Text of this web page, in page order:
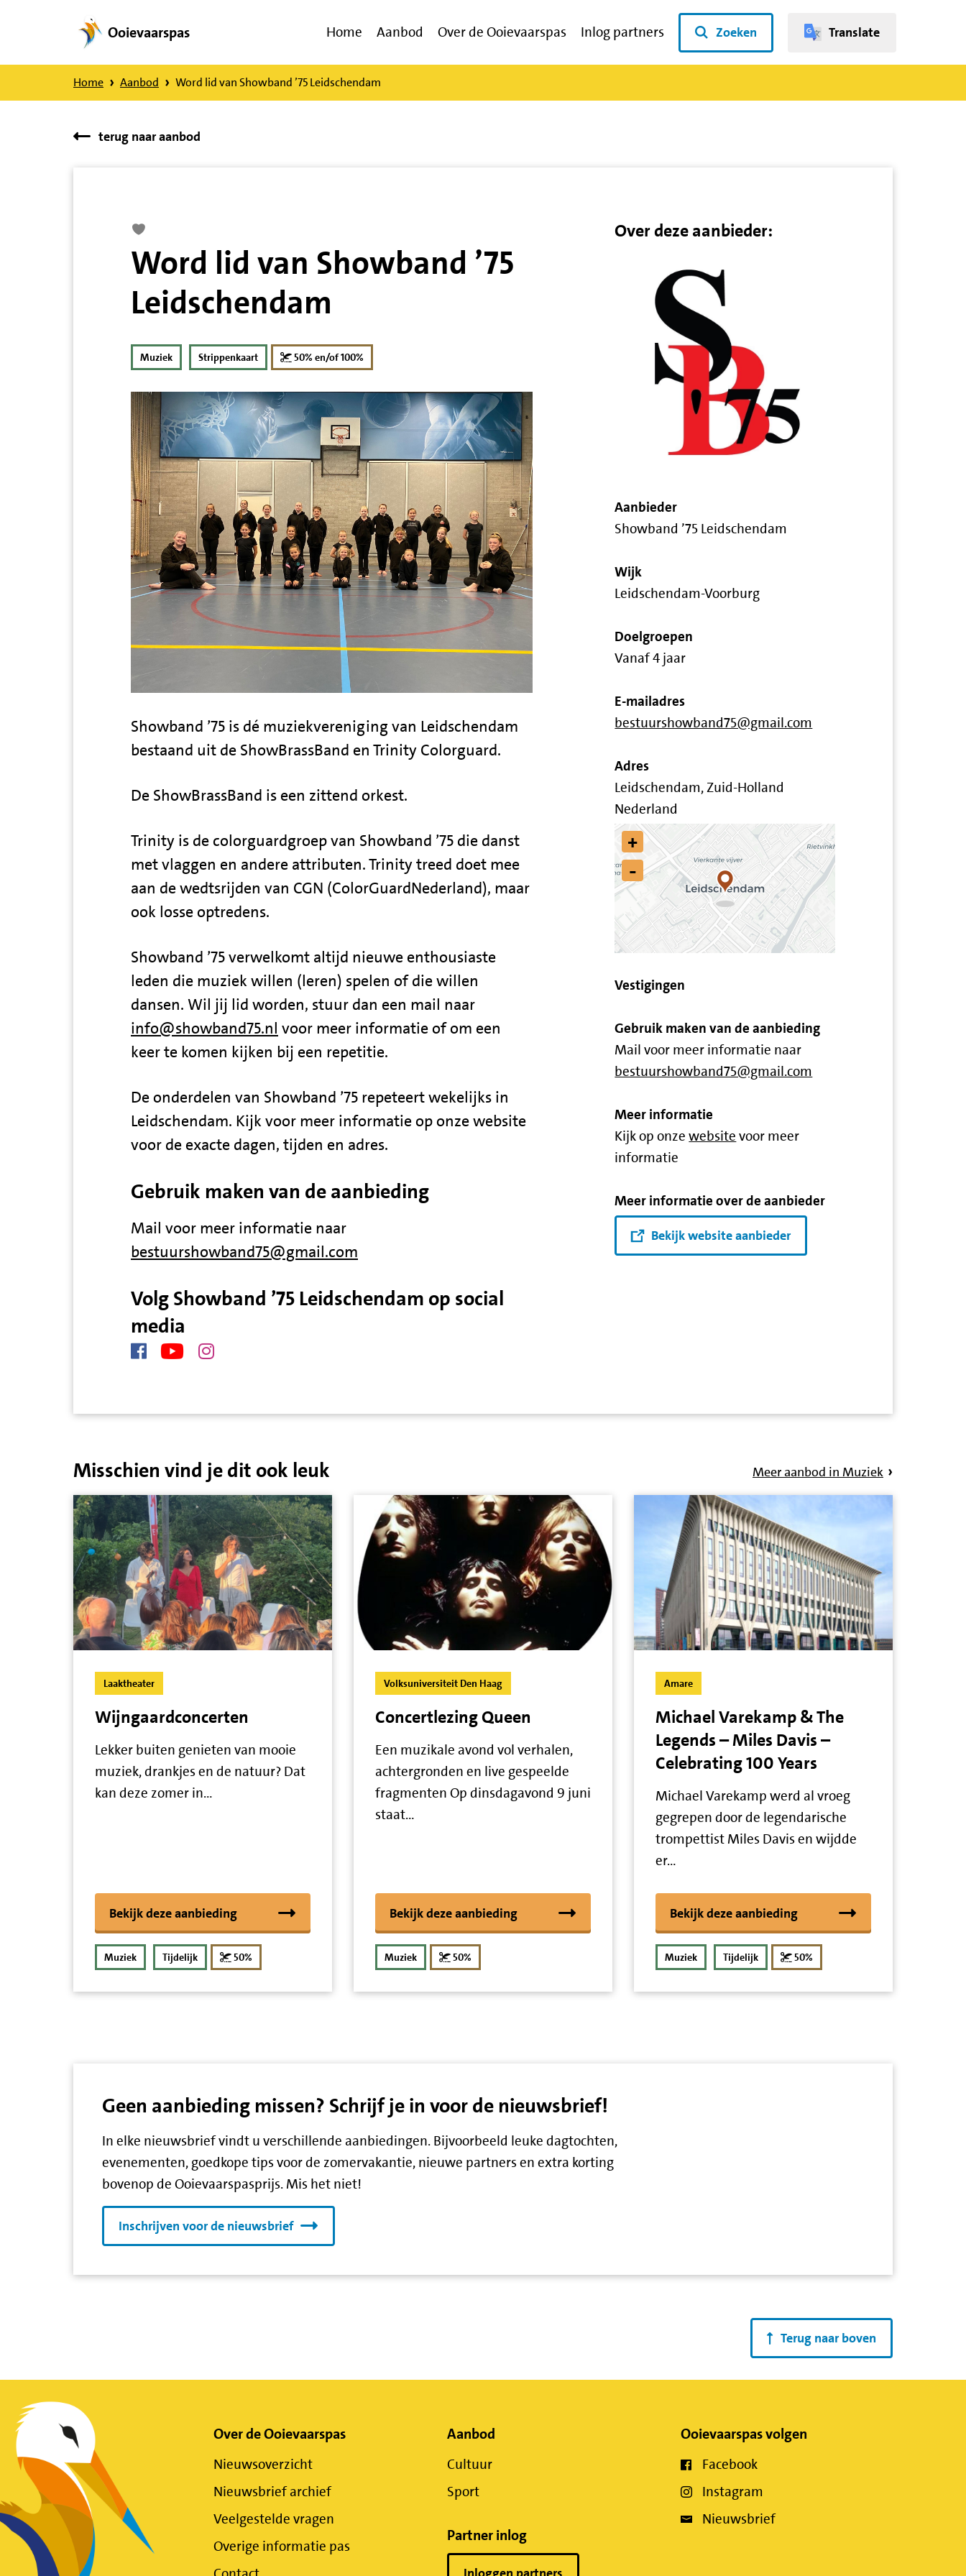
naar
Ooievaarspas Home Aanbod Over de Ooievaarspas Inlog partners Zoeken Translate
Home Aanbod Word lid van Showband ’75 Leidschendam
terug naar aanbod
Word lid van Showband ’75
Leidschendam
Muziek Strippenkaart 50% en/of 100%
Showband ’75 is dé muziekvereniging van Leidschendam
bestaand uit de ShowBrassBand en Trinity Colorguard.
De ShowBrassBand is een zittend orkest.
Trinity is de colorguardgroep van Showband ’75 die danst
met vlaggen en andere attributen. Trinity treed doet mee
aan de wedtsrijden van CGN (ColorGuardNederland), maar
ook losse optredens.
Showband ’75 verwelkomt altijd nieuwe enthousiaste
leden die muziek willen (leren) spelen of die willen
dansen. Wil jij lid worden, stuur dan een mail naar
info@showband75.nl voor meer informatie of om een
keer te komen kijken bij een repetitie.
De onderdelen van Showband ’75 repeteert wekelijks in
Leidschendam. Kijk voor meer informatie op onze website
voor de exacte dagen, tijden en adres.
Gebruik maken van de aanbieding
Mail voor meer informatie naar
bestuurshowband75@gmail.com
Volg Showband ’75 Leidschendam op social
media
Over deze aanbieder:
Aanbieder
Showband ’75 Leidschendam
Wijk
Leidschendam-Voorburg
Doelgroepen
Vanaf 4 jaar
E-mailadres
bestuurshowband75@gmail.com
Adres
Leidschendam, Zuid-Holland
Nederland
+
-
Vestigingen
Gebruik maken van de aanbieding
Mail voor meer informatie naar
bestuurshowband75@gmail.com
Meer informatie
Kijk op onzewebsite voor meer
informatie
Meer informatie over de aanbieder
Bekijk website aanbieder
Misschien vind je dit ook leuk Meer aanbod in Muziek
Laaktheater
Wijngaardconcerten
Lekker buiten genieten van mooie
muziek, drankjes en de natuur? Dat
kan deze zomer in…
Bekijk deze aanbieding
Muziek Tijdelijk 50%
Volksuniversiteit Den Haag
Concertlezing Queen
Een muzikale avond vol verhalen,
achtergronden en live gespeelde
fragmenten Op dinsdagavond 9 juni
staat…
Bekijk deze aanbieding
Muziek 50%
Amare
Michael Varekamp & The
Legends – Miles Davis –
Celebrating 100 Years
Michael Varekamp werd al vroeg
gegrepen door de legendarische
trompettist Miles Davis en wijdde
er…
Bekijk deze aanbieding
Muziek Tijdelijk 50%
Geen aanbieding missen? Schrijf je in voor de nieuwsbrief!
In elke nieuwsbrief vindt u verschillende aanbiedingen. Bijvoorbeeld leuke dagtochten,
evenementen, goedkope tips voor de zomervakantie, nieuwe partners en extra korting
bovenop de Ooievaarspasprijs. Mis het niet!
Inschrijven voor de nieuwsbrief
Terug naar boven
Belangrijke
links
Over de Ooievaarspas
Nieuwsoverzicht
Nieuwsbrief archief
Veelgestelde vragen
Overige informatie pas
Aanbod
Cultuur
Sport
Partner inlog
Ooievaarspas volgen
Facebook
Instagram
Nieuwsbrief